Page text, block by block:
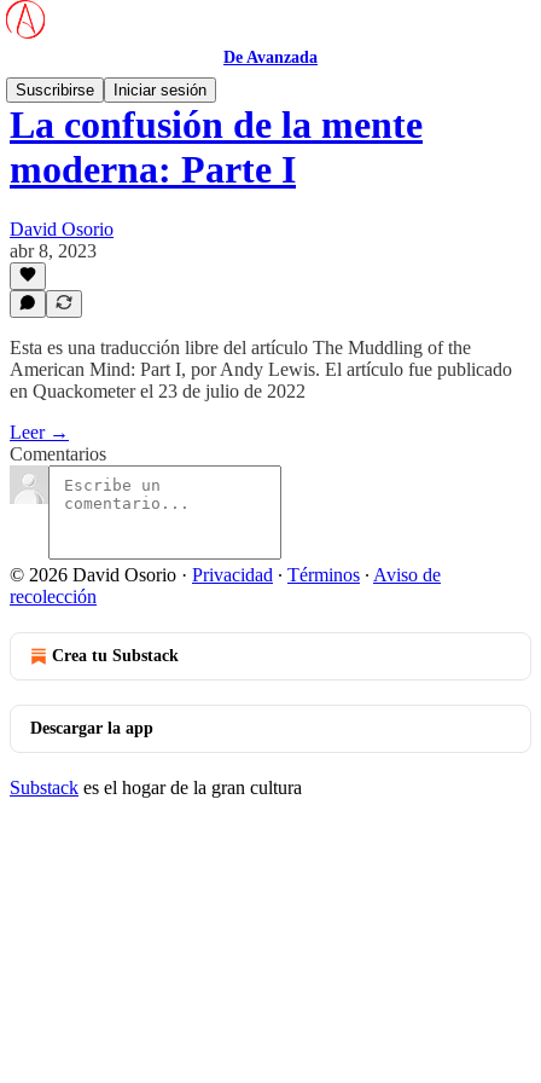
De Avanzada
Suscribirse
Iniciar sesión
La confusión de la mente
moderna: Parte I
David Osorio
abr 8, 2023
Esta es una traducción libre del artículo The Muddling of the
American Mind: Part I, por Andy Lewis. El artículo fue publicado
en Quackometer el 23 de julio de 2022
Leer →
Comentarios
© 2026 David Osorio · Privacidad ∙ Términos ∙ Aviso de
recolección
Crea tu Substack
Descargar la app
Substack es el hogar de la gran cultura